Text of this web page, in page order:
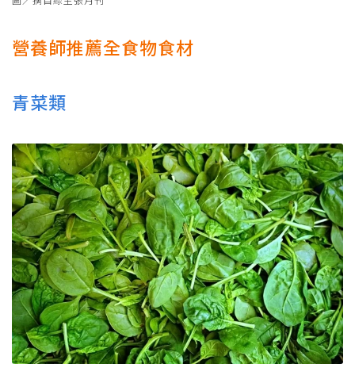
營養師推薦全食物食材
青菜類